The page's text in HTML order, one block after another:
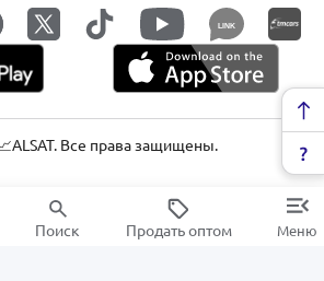
LINK
Все права защищены.
Поиск Продать оптом Меню